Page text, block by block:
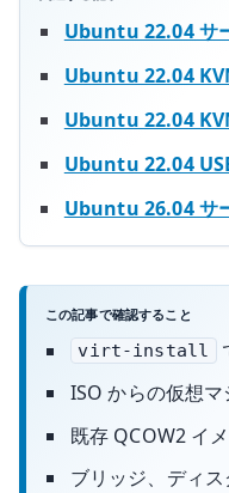
Ubuntu 22.04 サ
Ubuntu 22.04
Ubuntu 22.04
Ubuntu 22.04
Ubuntu 26.04 サ
この記事で確認すること
virt-install
ISO からの仮想
既存 QCOW2 イ
ブリッジ、ディ